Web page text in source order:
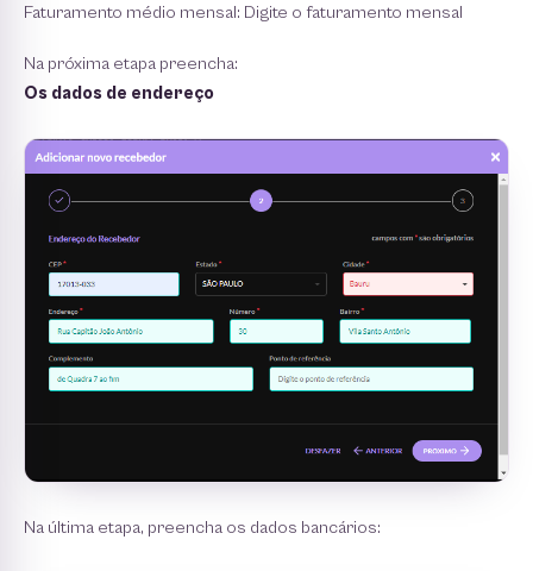
Faturamento médio mensal: Digite o faturamento mensal
Na próxima etapa preencha:
Os dados de endereço
Na última etapa, preencha os dados bancários: